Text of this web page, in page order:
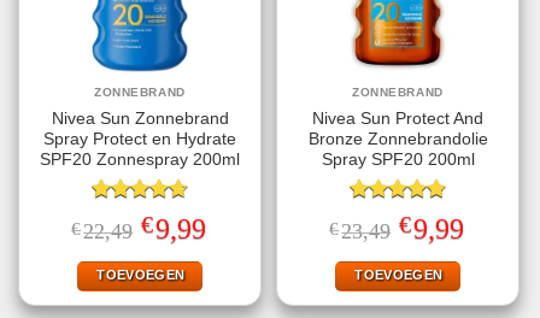
ZONNEBRAND
Nivea Sun Zonnebrand
Spray Protect en Hydrate
SPF20 Zonnespray 200ml
Gewaardeerd
4.67uit 5
€22,49 Oorspronkelijke
prijs
was:
€22,49.
€9,99Huidige
prijs
TOEVOEGEN
ZONNEBRAND
Nivea Sun Protect And
Bronze Zonnebrandolie
Spray SPF20 200ml
Gewaardeerd
4.78uit 5
€23,49 Oorspronkelijke
prijs
was:
€23,49.
€9,99Huidige
prijs
TOEVOEGEN